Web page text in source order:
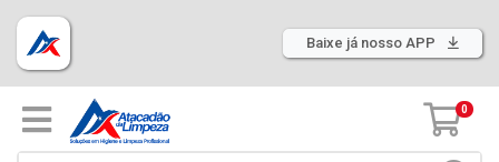
Baixe já nosso APP
0